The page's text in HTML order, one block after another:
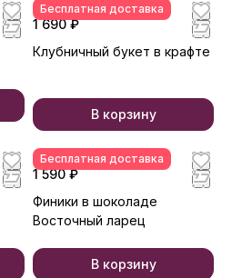
Бесплатная доставка
1 690 ₽
Клубничный букет в крафте
В корзину
Бесплатная доставка
1 590 ₽
Финики в шоколаде
Восточный ларец
В корзину